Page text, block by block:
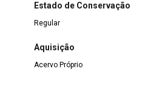
Estado de Conservação
Regular
Aquisição
Acervo Próprio